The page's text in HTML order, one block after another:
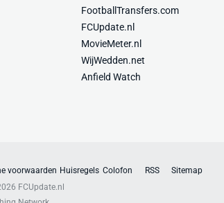
FootballTransfers.com
FCUpdate.nl
MovieMeter.nl
WijWedden.net
Anfield Watch
voorwaarden Huisregels Colofon RSS
Sitemap
FCUpdate.nl